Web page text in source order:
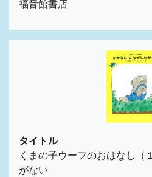
福音館書店
タイトル
くまの子ウーフのおはなし（
がない